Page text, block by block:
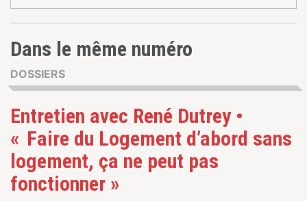
Dans le même numéro
DOSSIERS
Entretien avec René Dutrey •
« Faire du Logement d’abord sans
logement, ça ne peut pas
fonctionner »